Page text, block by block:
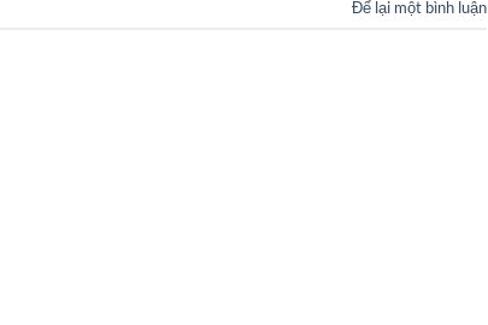
Để lại một bình luận